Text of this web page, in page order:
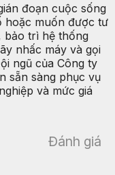
đoạn cuộc sống
hoặc muốn được tư
bảo trì hệ thống
nhấc máy và gọi
ngũ của Công ty
sẵn sàng phục vụ
và mức giá
Đánh giá